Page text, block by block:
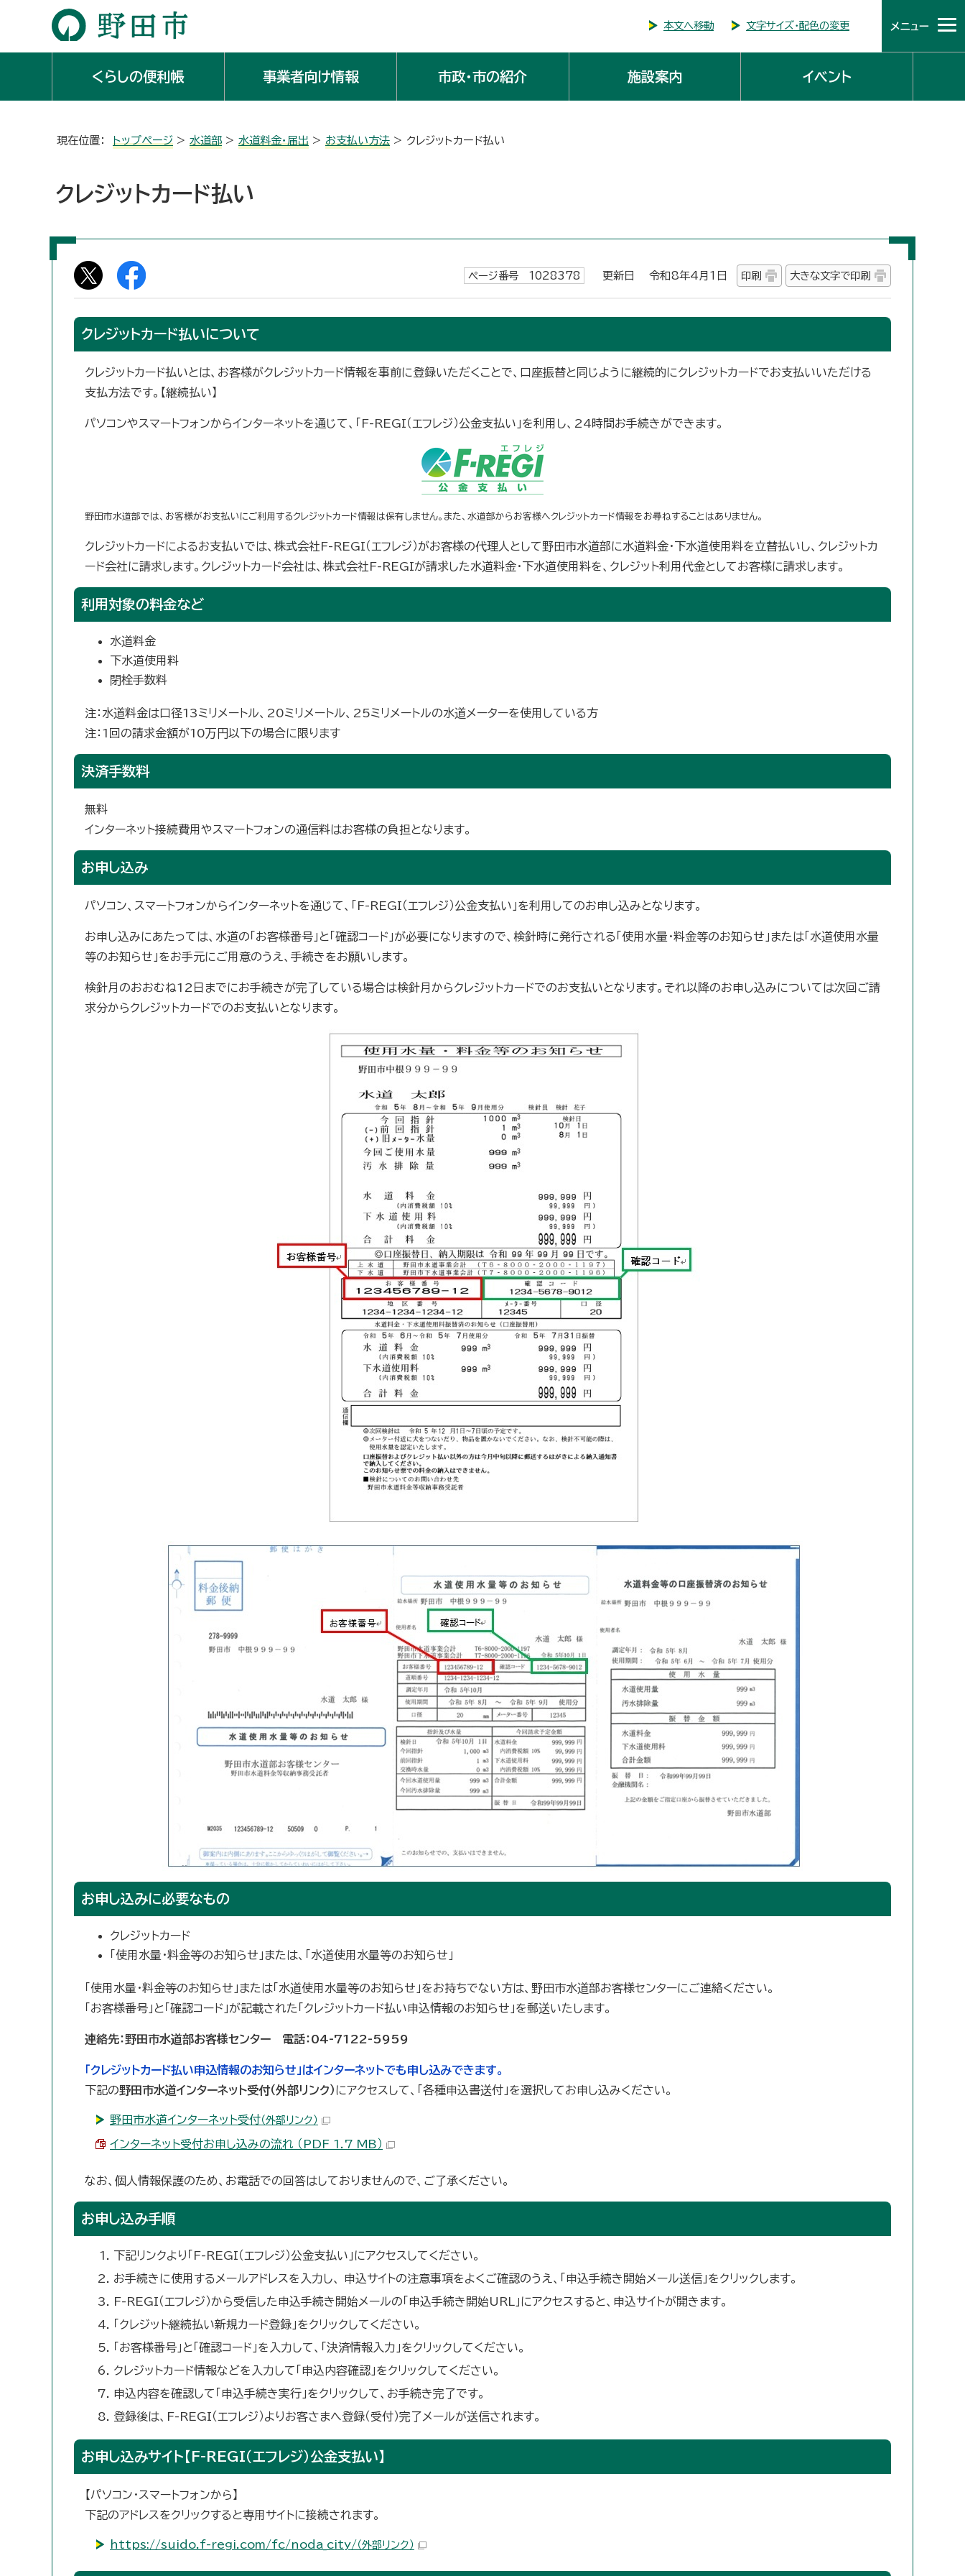
本文へ移動 文字サイズ・配色の変更 メニュー
くらしの便利帳 事業者向け情報 市政・市の紹介 施設案内 イベント
現在位置： トップページ > 水道部 > 水道料金・届出 > お支払い方法 > クレジットカード払い
クレジットカード払い
ページ番号 1028378 更新日 令和8年4月1日 印刷 大きな文字で印刷
クレジットカード払いについて
クレジットカード払いとは、お客様がクレジットカード情報を事前に登録いただくことで、口座振替と同じように継続的にクレジットカードでお支払いいただける
支払方法です。【継続払い】
パソコンやスマートフォンからインターネットを通じて、「F-REGI（エフレジ）公金支払い」を利用し、24時間お手続きができます。
野田市水道部では、お客様がお支払いにご利用するクレジットカード情報は保有しません。また、水道部からお客様へクレジットカード情報をお尋ねすることはありません。
クレジットカードによるお支払いでは、株式会社F-REGI（エフレジ）がお客様の代理人として野田市水道部に水道料金・下水道使用料を立替払いし、クレジットカ
ード会社に請求します。クレジットカード会社は、株式会社F-REGIが請求した水道料金・下水道使用料を、クレジット利用代金としてお客様に請求します。
利用対象の料金など
水道料金
下水道使用料
閉栓手数料
注：水道料金は口径13ミリメートル、20ミリメートル、25ミリメートルの水道メーターを使用している方
注：1回の請求金額が10万円以下の場合に限ります
決済手数料
無料
インターネット接続費用やスマートフォンの通信料はお客様の負担となります。
お申し込み
パソコン、スマートフォンからインターネットを通じて、「F-REGI（エフレジ）公金支払い」を利用してのお申し込みとなります。
お申し込みにあたっては、水道の「お客様番号」と「確認コード」が必要になりますので、検針時に発行される「使用水量・料金等のお知らせ」または「水道使用水量
等のお知らせ」をお手元にご用意のうえ、手続きをお願いします。
検針月のおおむね12日までにお手続きが完了している場合は検針月からクレジットカードでのお支払いとなります。それ以降のお申し込みについては次回ご請
求分からクレジットカードでのお支払いとなります。
お申し込みに必要なもの
クレジットカード
「使用水量・料金等のお知らせ」または、「水道使用水量等のお知らせ」
「使用水量・料金等のお知らせ」または「水道使用水量等のお知らせ」をお持ちでない方は、野田市水道部お客様センターにご連絡ください。
「お客様番号」と「確認コード」が記載された「クレジットカード払い申込情報のお知らせ」を郵送いたします。
連絡先：野田市水道部お客様センター 電話：04-7122-5959
「クレジットカード払い申込情報のお知らせ」はインターネットでも申し込みできます。
下記の野田市水道インターネット受付（外部リンク）にアクセスして、「各種申込書送付」を選択してお申し込みください。
野田市水道インターネット受付（外部リンク）
インターネット受付お申し込みの流れ （PDF 1.7 MB）
なお、個人情報保護のため、お電話での回答はしておりませんので、ご了承ください。
お申し込み手順
下記リンクより「F-REGI（エフレジ）公金支払い」にアクセスしてください。
お手続きに使用するメールアドレスを入力し、 申込サイトの注意事項をよくご確認のうえ、「申込手続き開始メール送信」をクリックします。
F-REGI（エフレジ）から受信した申込手続き開始メールの「申込手続き開始URL」にアクセスすると、申込サイトが開きます。
「クレジット継続払い新規カード登録」をクリックしてください。
「お客様番号」と「確認コード」を入力して、「決済情報入力」をクリックしてください。
クレジットカード情報などを入力して「申込内容確認」をクリックしてください。
申込内容を確認して「申込手続き実行」をクリックして、お手続き完了です。
登録後は、F-REGI（エフレジ）よりお客さまへ登録（受付）完了メールが送信されます。
お申し込みサイト【F-REGI（エフレジ）公金支払い】
【パソコン・スマートフォンから】
下記のアドレスをクリックすると専用サイトに接続されます。
https://suido.f-regi.com/fc/noda_city/ （外部リンク）